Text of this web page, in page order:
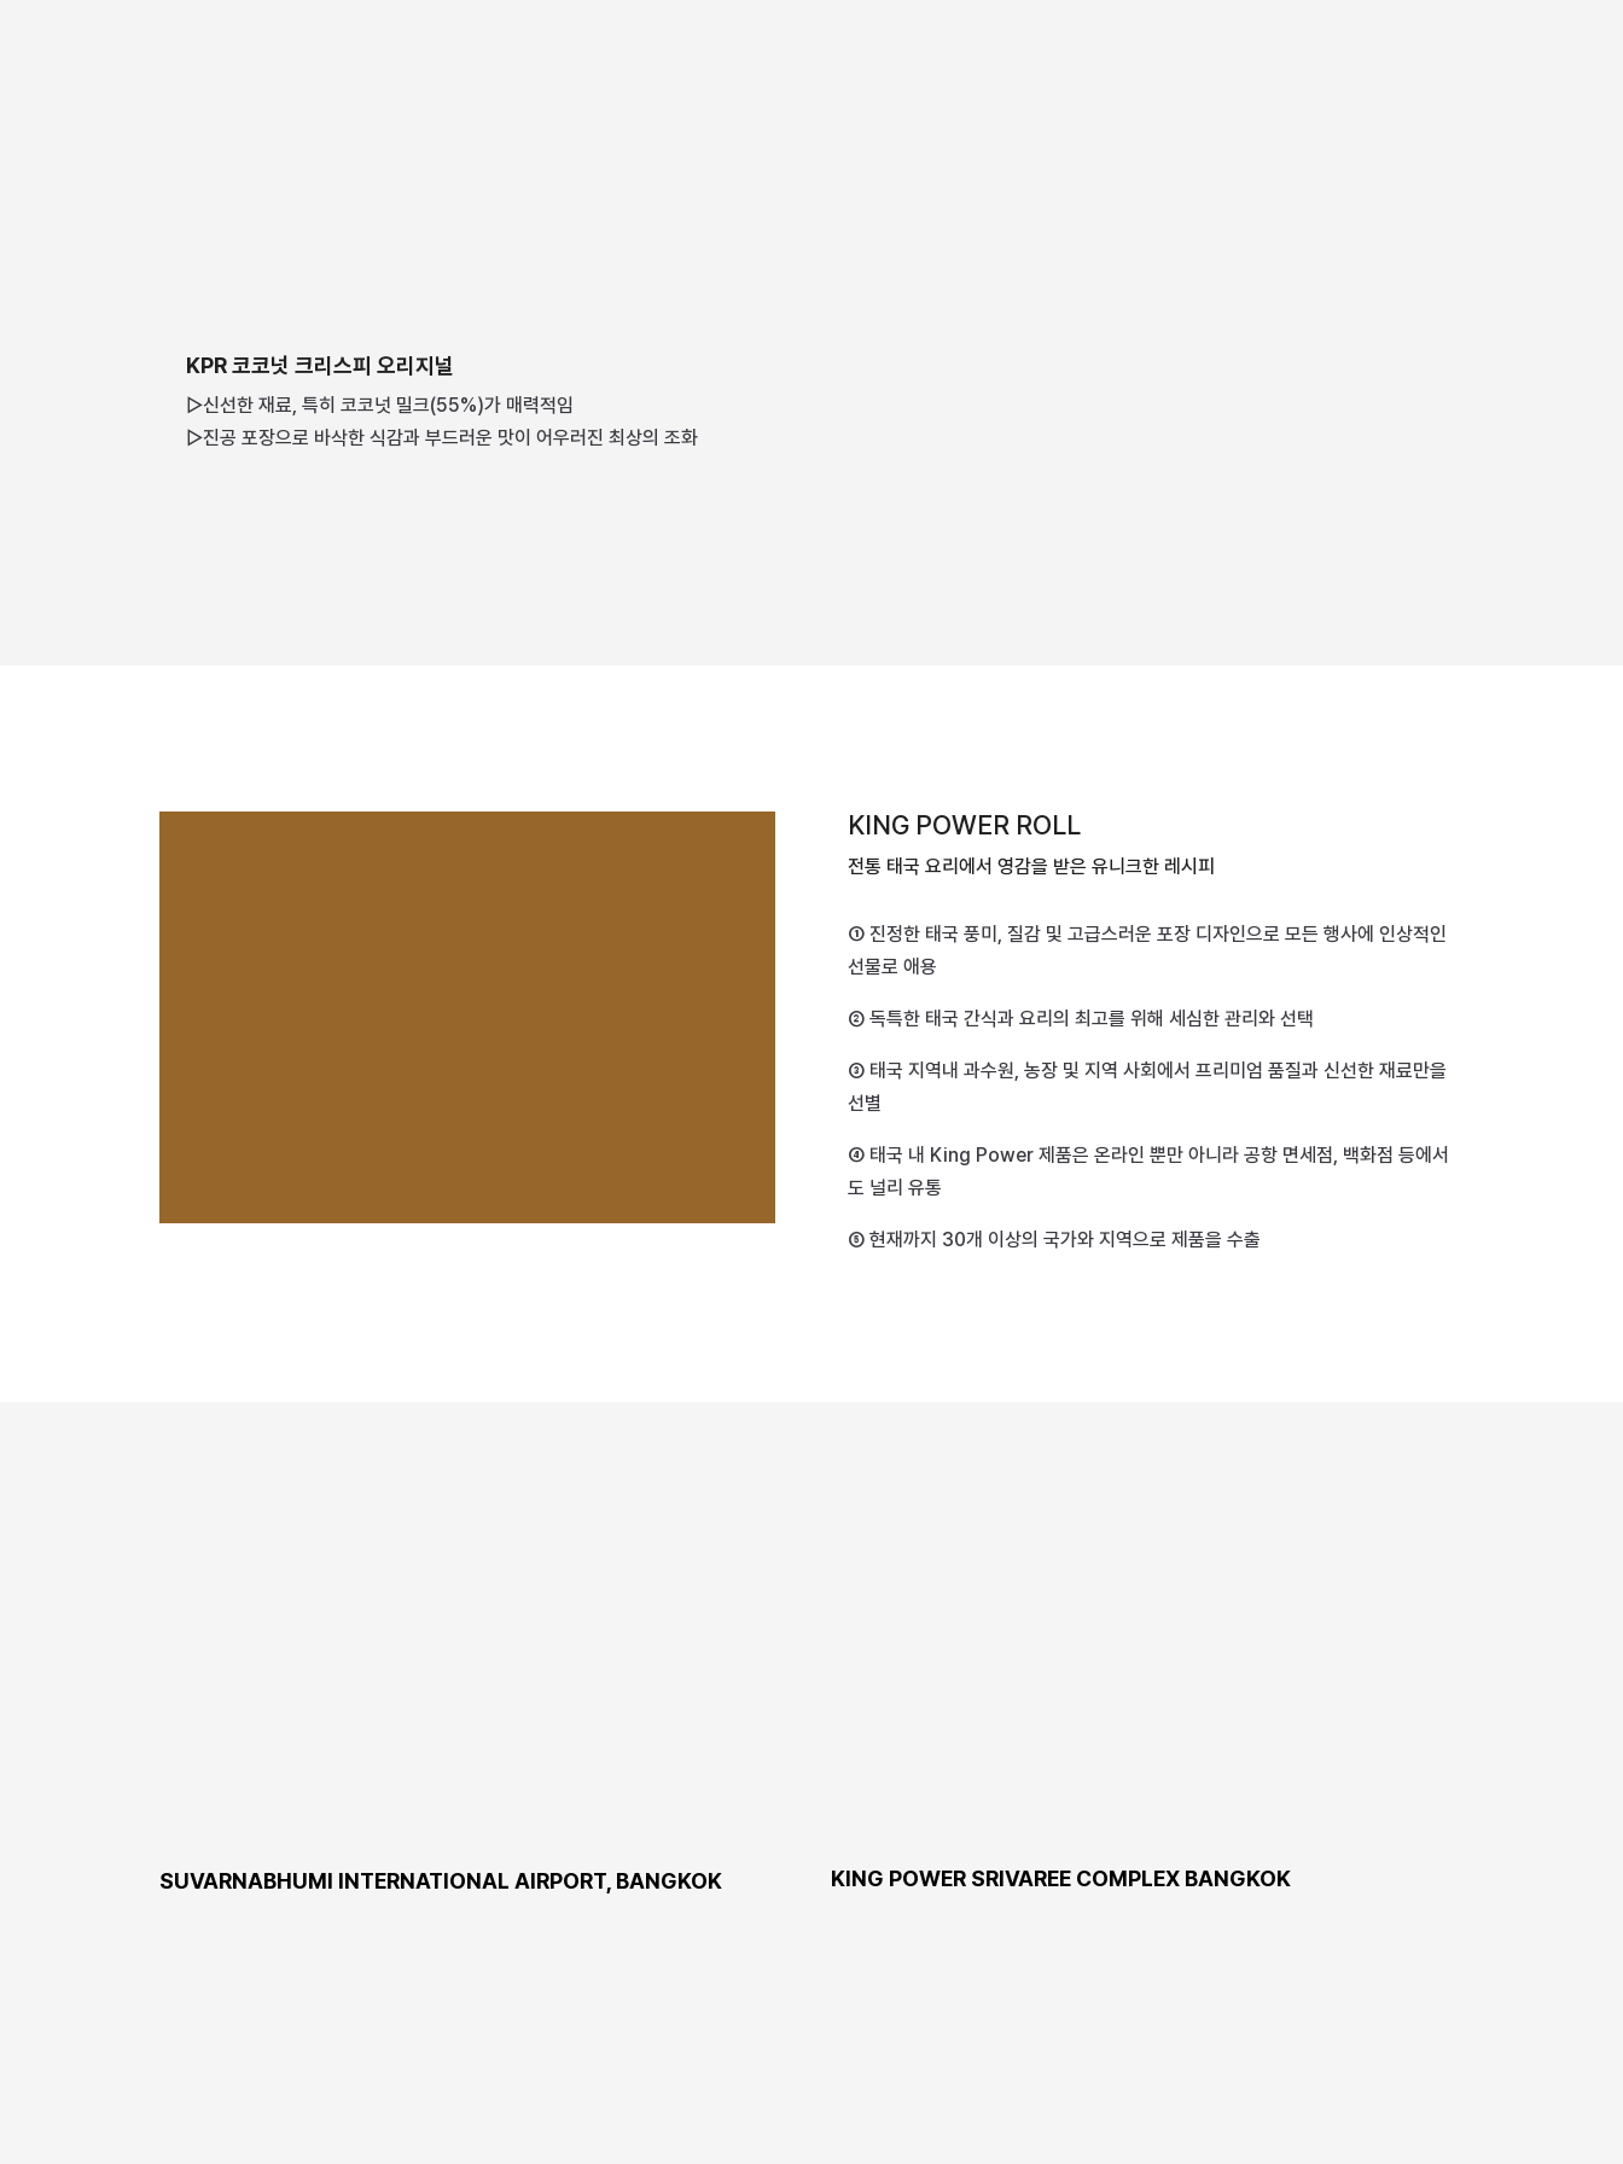
KPR 코코넛 크리스피 오리지널
▷신선한 재료, 특히 코코넛 밀크(55%)가 매력적임
▷진공 포장으로 바삭한 식감과 부드러운 맛이 어우러진 최상의 조화
KING POWER ROLL
전통 태국 요리에서 영감을 받은 유니크한 레시피
① 진정한 태국 풍미, 질감 및 고급스러운 포장 디자인으로 모든 행사에 인상적인
선물로 애용
② 독특한 태국 간식과 요리의 최고를 위해 세심한 관리와 선택
③ 태국 지역내 과수원, 농장 및 지역 사회에서 프리미엄 품질과 신선한 재료만을
선별
④ 태국 내 King Power 제품은 온라인 뿐만 아니라 공항 면세점, 백화점 등에서
도 널리 유통
⑤ 현재까지 30개 이상의 국가와 지역으로 제품을 수출
SUVARNABHUMI INTERNATIONAL AIRPORT, BANGKOK KING POWER SRIVAREE COMPLEX BANGKOK